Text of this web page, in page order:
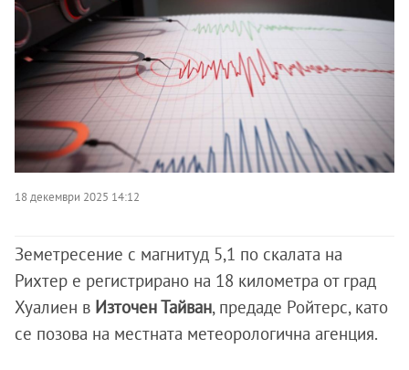
18 декември 2025 14:12
Земетресение с магнитуд 5,1 по скалата на
Рихтер е регистрирано на 18 километра от град
Хуалиен в Източен Тайван, предаде Ройтерс, като
се позова на местната метеорологична агенция.